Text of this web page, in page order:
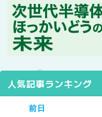
人気記事ランキング
前日